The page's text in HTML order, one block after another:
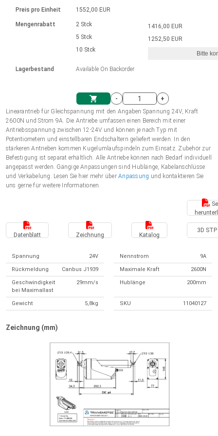
Einheitssystem
Einkaufswagen
Hubmagnete
230 - 50 Hz | 110 - 60 Hz
Drehzahlregelung für die AIS-Serie
Bürstenlose Gleichstrommotoren
mit Planetengetriebe und internem
Ø 28-42| 1-1400 rpm | <= 290Ncm
Bürstenlose DC Motor Controller
Gleichstrommotoren mit
Schneckengetriebe und Bürsten
Ø43-124mm | 31-425rpm | ≤ 41Nm
Treiber für Gleichstrommotoren mit
Synchron-Asynchron | für 1-4 Elektrozylinder
Synchron-Asynchron | für 1-4 Elektrozylinder
Français (EUR)
Polski (EUR)
Norsk (NOK)
Suomi (EUR)
Preis pro Einheit
Mengenrabatt
Lagerbestand
1552,00 EUR
2 Stck
5 Stck
10 Stck
Available On Backorder
1416,00 EUR
1252,50 EUR
Bitte
-
+
Linearantrieb für Gleichspannung mit den Angaben Spannung 24V, Kraft
2600N und Strom 9A. Die Antriebe umfassen einen Bereich mit einer
Antriebsspannung zwischen 12-24V und können je nach Typ mit
Potentiometern und einstellbaren Endschaltern geliefert werden. In den
stärkeren Antrieben kommen Kugelumlaufspindeln zum Einsatz. Zubehör zur
Befestigung ist separat erhältlich. Alle Antriebe können nach Bedarf individuell
angepasst werden. Gängige Anpassungen sind Hublänge, Kabelanschlüsse
und Verkabelung. Lesen Sie hier mehr überAnpassung und kontaktieren Sie
uns gerne für weitere Informationen.
Datenblatt Zeichnung Katalog
3D STP
Spannung 24V Nennstrom 9A
Rückmeldung Canbus J1939 Maximale Kraft 2600N
Geschwindigkeit
bei Maximallast
29mm/s Hublänge 200mm
Gewicht 5,8kg SKU 11040127
Zeichnung (mm)